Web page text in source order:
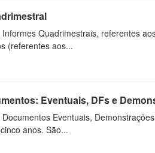
Quadrimestrais, referentes
(referentes aos...
Eventuais, DFs e
Eventuais,
anos. São...